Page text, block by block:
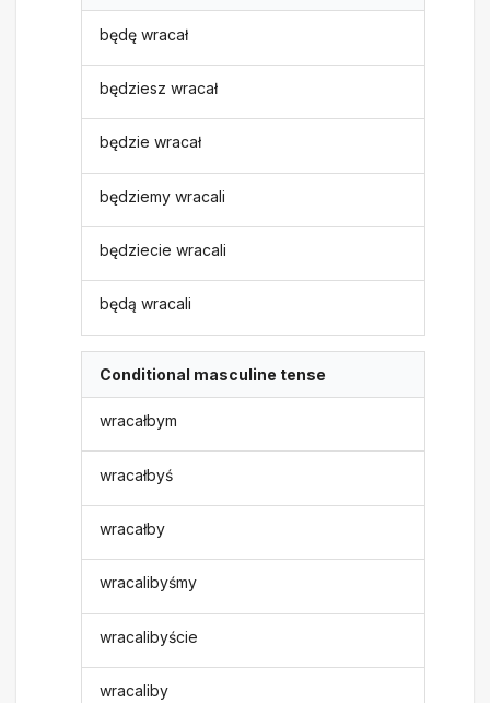
będę wracał
będziesz wracał
będzie wracał
będziemy wracali
będziecie wracali
będą wracali
Conditional masculine tense
wracałbym
wracałbyś
wracałby
wracalibyśmy
wracalibyście
wracaliby